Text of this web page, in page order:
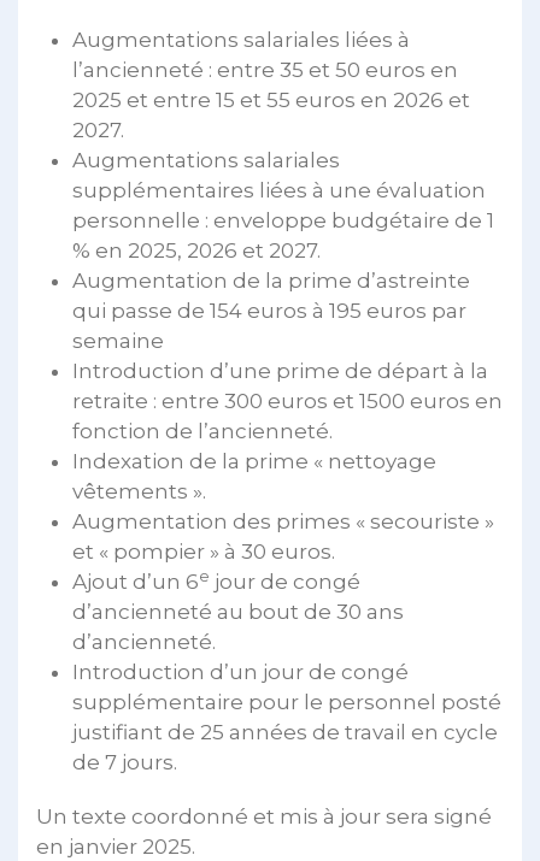
Augmentations salariales liées à
l’ancienneté : entre 35 et 50 euros en
2025 et entre 15 et 55 euros en 2026 et
2027.
Augmentations salariales
supplémentaires liées à une évaluation
personnelle : enveloppe budgétaire de 1
% en 2025, 2026 et 2027.
Augmentation de la prime d’astreinte
qui passe de 154 euros à 195 euros par
semaine
Introduction d’une prime de départ à la
retraite : entre 300 euros et 1500 euros en
fonction de l’ancienneté.
Indexation de la prime « nettoyage
vêtements ».
Augmentation des primes « secouriste »
et « pompier » à 30 euros.
Ajout d’un 6e jour de congé
d’ancienneté au bout de 30 ans
d’ancienneté.
Introduction d’un jour de congé
supplémentaire pour le personnel posté
justifiant de 25 années de travail en cycle
de 7 jours.
Un texte coordonné et mis à jour sera signé
en janvier 2025.